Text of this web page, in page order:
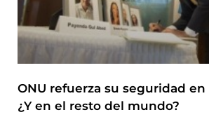
ONU refuerza su seguridad en
¿Y en el resto del mundo?